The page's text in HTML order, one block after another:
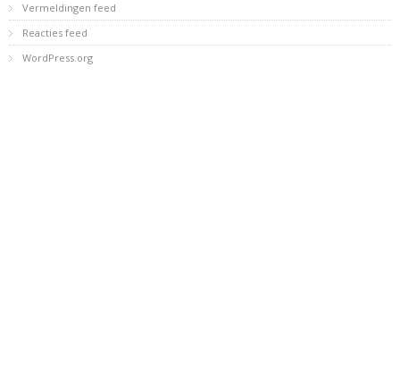
Vermeldingen feed
Reacties feed
WordPress.org